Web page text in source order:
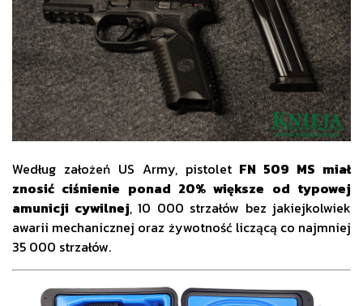
Według założeń US Army, pistolet FN 509 MS miał
znosić ciśnienie ponad 20% większe od typowej
amunicji cywilnej, 10 000 strzałów bez jakiejkolwiek
awarii mechanicznej oraz żywotność liczącą co najmniej
35 000 strzałów.